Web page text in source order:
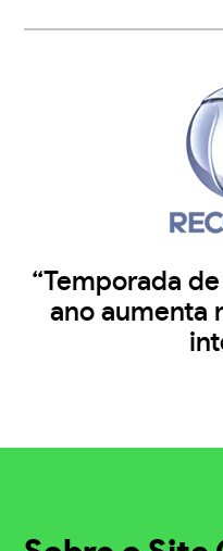
“Temporada
ano aumenta